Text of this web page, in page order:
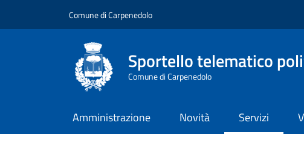
Comune di Carpenedolo
Sportello telematico
Comune di Carpenedolo
Amministrazione Novità Servizi